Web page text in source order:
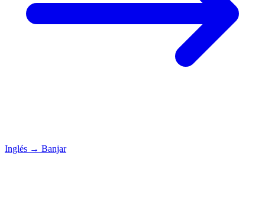
Inglés → Banjar